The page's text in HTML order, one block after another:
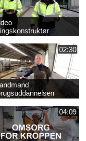
02:30
04:09